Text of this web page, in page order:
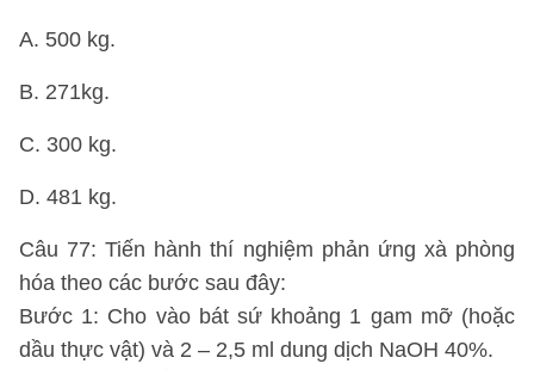
A. 500 kg.
B. 271kg.
C. 300 kg.
D. 481 kg.
Câu 77: Tiến hành thí nghiệm phản ứng xà phòng
hóa theo các bước sau đây:
Bước 1: Cho vào bát sứ khoảng 1 gam mỡ (hoặc
dầu thực vật) và 2 – 2,5 ml dung dịch NaOH 40%.